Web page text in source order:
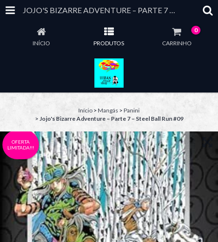
JOJO'S BIZARRE ADVENTURE – PARTE 7 – STEEL BALL RUN #09
INÍCIO PRODUTOS CARRINHO
0
Início > Mangás > Panini
> Jojo's Bizarre Adventure – Parte 7 – Steel Ball Run #09
OFERTA
LIMITADA!!!